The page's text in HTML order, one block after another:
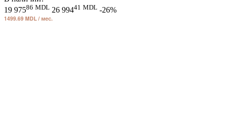
19 97586 MDL 26 99441 MDL -26%
1499.69 MDL / мес.